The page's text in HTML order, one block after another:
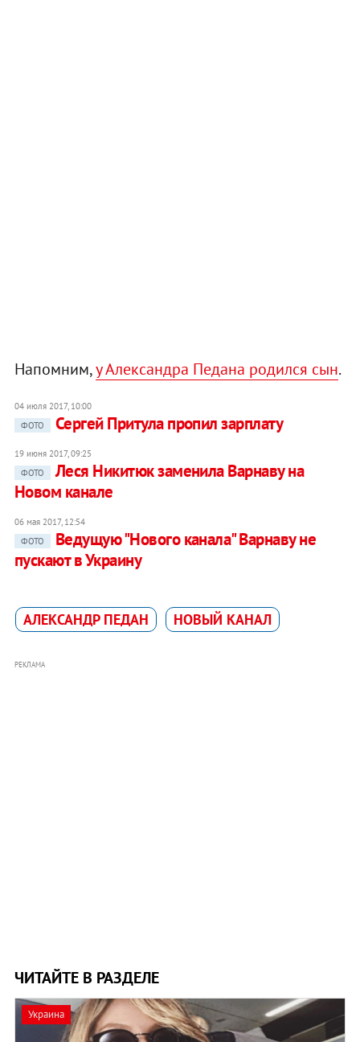
Напомним,у Александра Педана родился сын.
04 июля 2017, 10:00
ФОТО
Сергей Притула пропил зарплату
19 июня 2017, 09:25
ФОТО
Леся Никитюк заменила Варнаву на
Новом канале
06 мая 2017, 12:54
ФОТО
Ведущую "Нового канала" Варнаву не
пускают в Украину
АЛЕКСАНДР ПЕДАН НОВЫЙ КАНАЛ
РЕКЛАМА
ЧИТАЙТЕ В РАЗДЕЛЕ
Украина